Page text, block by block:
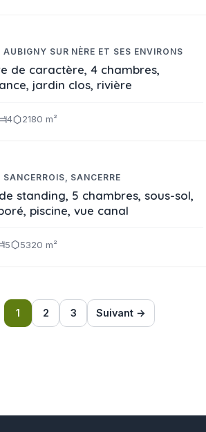
AUBIGNY SUR NÈRE ET SES ENVIRONS
de caractère, 4 chambres,
jardin clos, rivière
4 2180 m²
SANCERROIS, SANCERRE
standing, 5 chambres, sous-sol,
piscine, vue canal
5 5320 m²
1 2 3 Suivant →